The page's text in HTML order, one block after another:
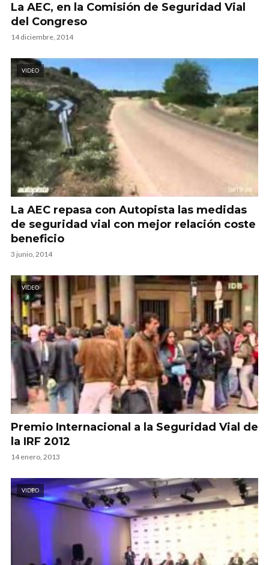
La AEC, en la Comisión de Seguridad Vial
del Congreso
14 diciembre, 2014
VIDEO
La AEC repasa con Autopista las medidas
de seguridad vial con mejor relación coste
beneficio
3 junio, 2014
VIDEO
Premio Internacional a la Seguridad Vial de
la IRF 2012
14 enero, 2013
VIDEO